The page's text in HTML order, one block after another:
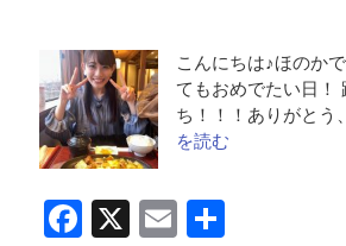
こんにちは♪ほのか
てもおめでたい日！
ち！！！ありがとう
を読む
Facebook
X Email
共